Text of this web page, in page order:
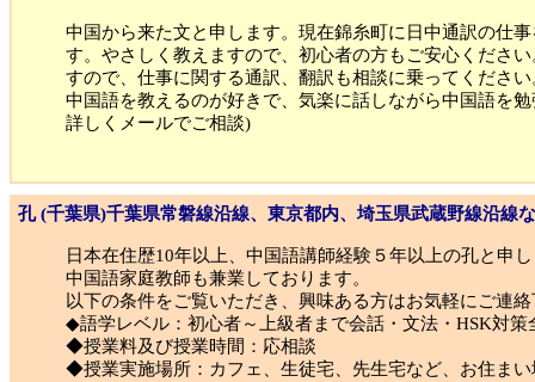
中国から来た文と申します。現在錦糸町に日中通訳の仕
す。やさしく教えますので、初心者の方もご安心くださ
すので、仕事に関する通訳、翻訳も相談に乗ってくださ
中国語を教えるのが好きで、気楽に話しながら中国語を
詳しくメールでご相談)
孔 (千葉県)千葉県常磐線沿線、東京都内、埼玉県武蔵野線沿線
日本在住歴10年以上、中国語講師経験５年以上の孔と申
中国語家庭教師も兼業しております。
以下の条件をご覧いただき、興味ある方はお気軽にご連
◆語学レベル：初心者～上級者まで会話・文法・HSK対策
◆授業料及び授業時間：応相談
◆授業実施場所：カフェ、生徒宅、先生宅など、お住ま